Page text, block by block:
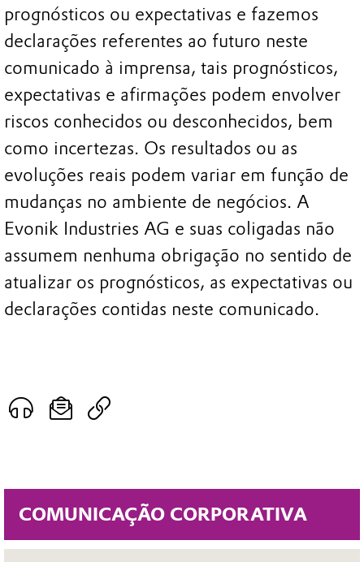
COMUNICAÇÃO CORPORATIVA
prognósticos ou expectativas e fazemos
declarações referentes ao futuro neste
comunicado à imprensa, tais prognósticos,
expectativas e afirmações podem envolver
riscos conhecidos ou desconhecidos, bem
como incertezas. Os resultados ou as
evoluções reais podem variar em função de
mudanças no ambiente de negócios. A
Evonik Industries AG e suas coligadas não
assumem nenhuma obrigação no sentido de
atualizar os prognósticos, as expectativas ou
declarações contidas neste comunicado.